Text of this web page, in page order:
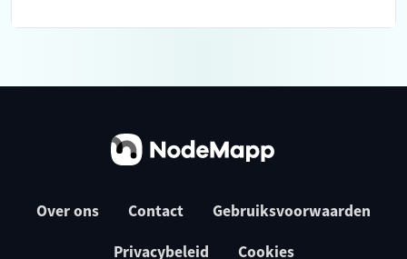
Over ons Contact Gebruiksvoorwaarden
Privacybeleid Cookies